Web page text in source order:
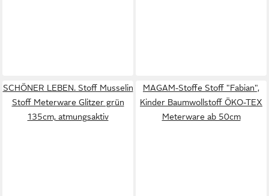
SCHÖNER LEBEN. Stoff Musselin
Stoff Meterware Glitzer grün
135cm, atmungsaktiv
MAGAM-Stoffe Stoff "Fabian",
Kinder Baumwollstoff ÖKO-TEX
Meterware ab 50cm